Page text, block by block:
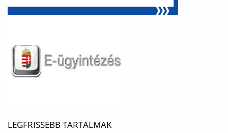
LEGFRISSEBB TARTALMAK